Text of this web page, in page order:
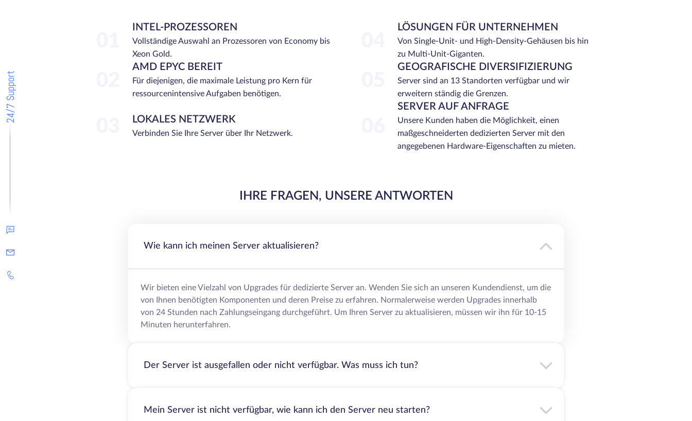
24/7 Support
INTEL-PROZESSOREN
Vollständige Auswahl an Prozessoren von Economy bis
Xeon Gold.
LÖSUNGEN FÜR UNTERNEHMEN
Von Single-Unit- und High-Density-Gehäusen bis hin
zu Multi-Unit-Giganten.
AMD EPYC BEREIT
Für diejenigen, die maximale Leistung pro Kern für
ressourcenintensive Aufgaben benötigen.
GEOGRAFISCHE DIVERSIFIZIERUNG
Server sind an 13 Standorten verfügbar und wir
erweitern ständig die Grenzen.
LOKALES NETZWERK
Verbinden Sie Ihre Server über Ihr Netzwerk.
SERVER AUF ANFRAGE
Unsere Kunden haben die Möglichkeit, einen
maßgeschneiderten dedizierten Server mit den
angegebenen Hardware-Eigenschaften zu mieten.
IHRE FRAGEN, UNSERE ANTWORTEN
Wie kann ich meinen Server aktualisieren?
Wir bieten eine Vielzahl von Upgrades für dedizierte Server an. Wenden Sie sich an unseren Kundendienst, um die
von Ihnen benötigten Komponenten und deren Preise zu erfahren. Normalerweise werden Upgrades innerhalb
von 24 Stunden nach Zahlungseingang durchgeführt. Um Ihren Server zu aktualisieren, müssen wir ihn für 10-15
Minuten herunterfahren.
Der Server ist ausgefallen oder nicht verfügbar. Was muss ich tun?
Mein Server ist nicht verfügbar, wie kann ich den Server neu starten?